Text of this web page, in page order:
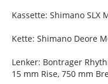
Kassette: Shimano SLX
Kette: Shimano Deore
Lenker: Bontrager
15 mm Rise, 750 mm